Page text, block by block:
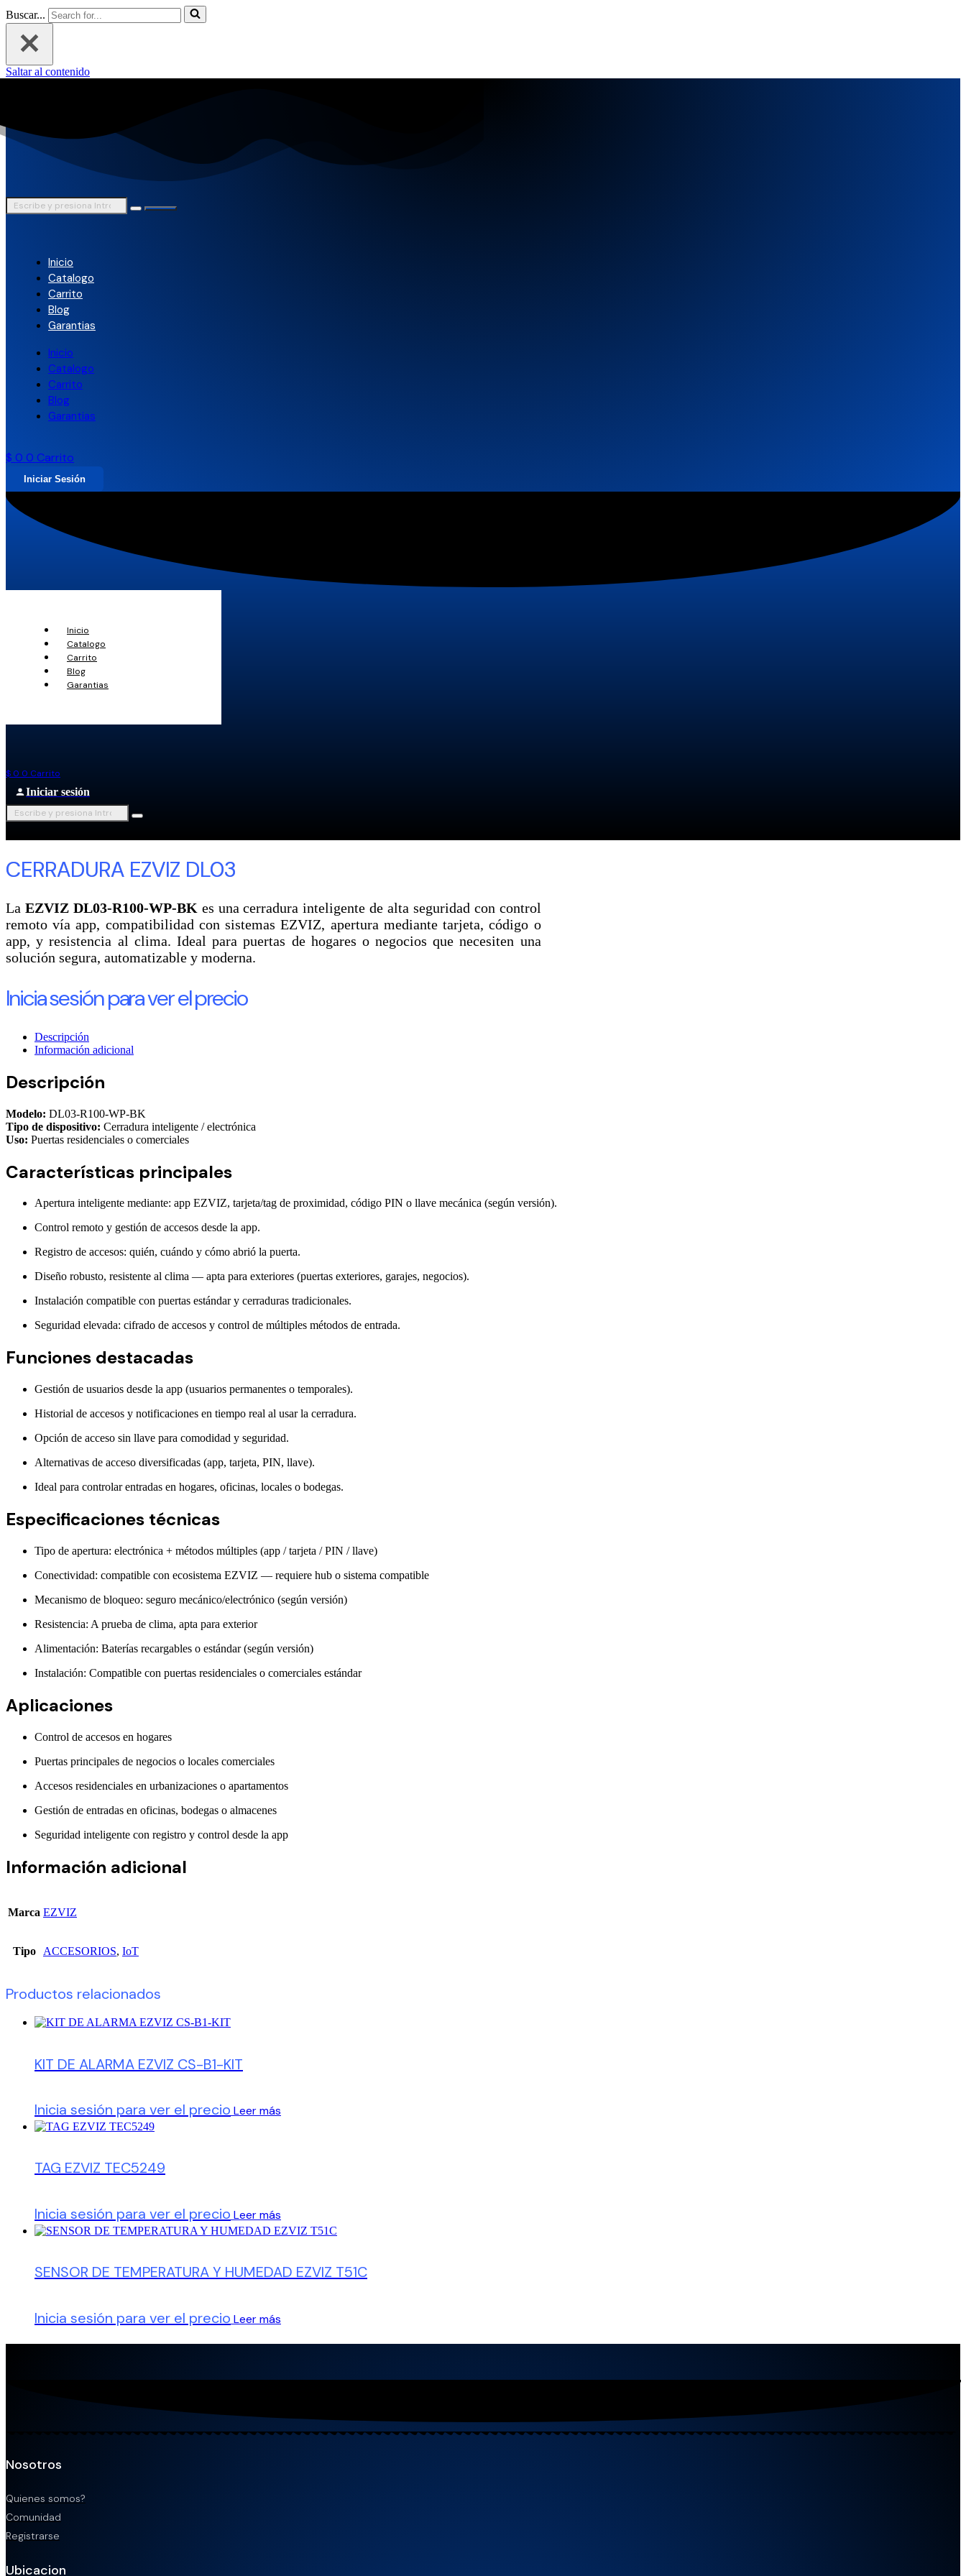
Buscar...
Saltar al contenido
Inicio
Catalogo
Carrito
Blog
Garantias
Inicio
Catalogo
Carrito
Blog
Garantias
$ 0 0 Carrito
Iniciar Sesión
Inicio
Catalogo
Carrito
Blog
Garantias
$ 0 0 Carrito
Iniciar sesión
CERRADURA EZVIZ DL03
La EZVIZ DL03-R100-WP-BK es una cerradura inteligente de alta seguridad con control
remoto vía app, compatibilidad con sistemas EZVIZ, apertura mediante tarjeta, código o
app, y resistencia al clima. Ideal para puertas de hogares o negocios que necesiten una
solución segura, automatizable y moderna.
Inicia sesión para ver el precio
Descripción
Información adicional
Descripción
Modelo: DL03-R100-WP-BK
Tipo de dispositivo: Cerradura inteligente / electrónica
Uso: Puertas residenciales o comerciales
Características principales
Apertura inteligente mediante: app EZVIZ, tarjeta/tag de proximidad, código PIN o llave mecánica (según versión).
Control remoto y gestión de accesos desde la app.
Registro de accesos: quién, cuándo y cómo abrió la puerta.
Diseño robusto, resistente al clima — apta para exteriores (puertas exteriores, garajes, negocios).
Instalación compatible con puertas estándar y cerraduras tradicionales.
Seguridad elevada: cifrado de accesos y control de múltiples métodos de entrada.
Funciones destacadas
Gestión de usuarios desde la app (usuarios permanentes o temporales).
Historial de accesos y notificaciones en tiempo real al usar la cerradura.
Opción de acceso sin llave para comodidad y seguridad.
Alternativas de acceso diversificadas (app, tarjeta, PIN, llave).
Ideal para controlar entradas en hogares, oficinas, locales o bodegas.
Especificaciones técnicas
Tipo de apertura: electrónica + métodos múltiples (app / tarjeta / PIN / llave)
Conectividad: compatible con ecosistema EZVIZ — requiere hub o sistema compatible
Mecanismo de bloqueo: seguro mecánico/electrónico (según versión)
Resistencia: A prueba de clima, apta para exterior
Alimentación: Baterías recargables o estándar (según versión)
Instalación: Compatible con puertas residenciales o comerciales estándar
Aplicaciones
Control de accesos en hogares
Puertas principales de negocios o locales comerciales
Accesos residenciales en urbanizaciones o apartamentos
Gestión de entradas en oficinas, bodegas o almacenes
Seguridad inteligente con registro y control desde la app
Información adicional
Marca EZVIZ
Tipo ACCESORIOS, IoT
Productos relacionados
KIT DE ALARMA EZVIZ CS-B1-KIT
Inicia sesión para ver el precio Leer más
TAG EZVIZ TEC5249
Inicia sesión para ver el precio Leer más
SENSOR DE TEMPERATURA Y HUMEDAD EZVIZ T51C
Inicia sesión para ver el precio Leer más
Nosotros
Quienes somos?
Comunidad
Registrarse
Ubicacion